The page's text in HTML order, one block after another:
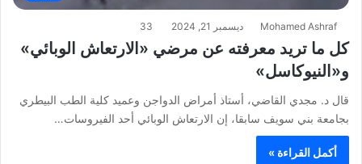
Mohamed Ashraf ديسمبر 21, 2024 33
كل ما تريد معرفته عن مرضي «الارتعاش الوبائي»
و«النيوكاسل»
قال د. مجدي القاضي، أستاذ أمراض الدواجن وعميد كلية الطب البيطري
بجامعة بني سويف سابقا، إن الارتعاش الوبائي أحد الفيروسات…
أكمل القراءة »